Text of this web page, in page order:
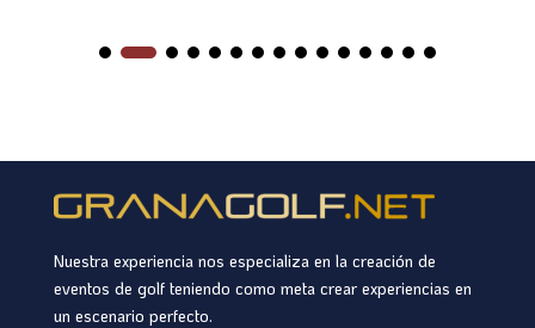
Nuestra experiencia nos especializa en la creación de
eventos de golf teniendo como meta crear experiencias en
un escenario perfecto.